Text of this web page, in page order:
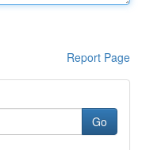
Report Page
Go